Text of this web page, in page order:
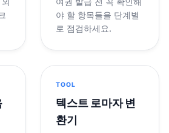
야 할 항목들을 단계별
로 점검하세요.
TOOL
텍스트 로마자 변
환기